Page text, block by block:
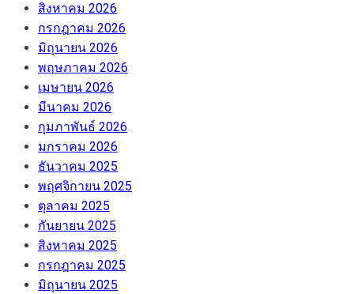
สิงหาคม 2026
กรกฎาคม 2026
มิถุนายน 2026
พฤษภาคม 2026
เมษายน 2026
มีนาคม 2026
กุมภาพันธ์ 2026
มกราคม 2026
ธันวาคม 2025
พฤศจิกายน 2025
ตุลาคม 2025
กันยายน 2025
สิงหาคม 2025
กรกฎาคม 2025
มิถุนายน 2025